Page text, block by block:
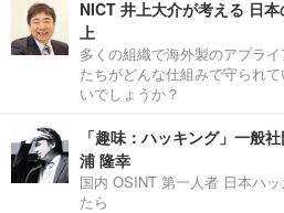
NICT 井上大介が考える 日
上
多くの組織で海外製のアプラ
たちがどんな仕組みで守られ
いでしょうか？
「趣味：ハッキング」一般
浦 隆幸
国内 OSINT 第一人者 日本ハ
たら